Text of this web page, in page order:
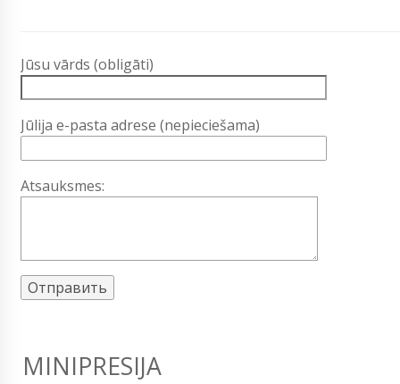
Jūsu vārds (obligāti)
Jūlija e-pasta adrese (nepieciešama)
Atsauksmes:
MINIPRESIJA